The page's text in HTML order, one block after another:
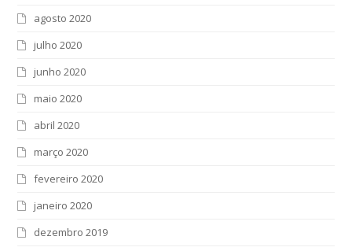
agosto 2020
julho 2020
junho 2020
maio 2020
abril 2020
março 2020
fevereiro 2020
janeiro 2020
dezembro 2019